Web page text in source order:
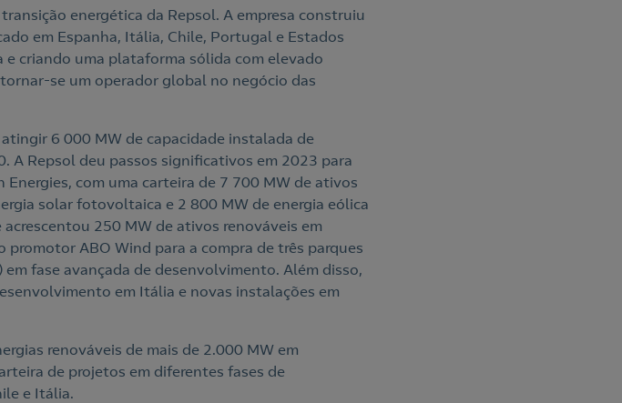
energética da Repsol. A empresa construiu
em Espanha, Itália, Chile, Portugal e Estados
e criando uma plataforma sólida com elevado
se um operador global no negócio das
6 000 MW de capacidade instalada de
A Repsol deu passos significativos em 2023 para
com uma carteira de 7 700 MW de ativos
solar fotovoltaica e 2 800 MW de energia eólica
250 MW de ativos renováveis em
promotor ABO Wind para a compra de três parques
fase avançada de desenvolvimento. Além disso,
em Itália e novas instalações em
renováveis de mais de 2.000 MW em
de projetos em diferentes fases de
e Itália.